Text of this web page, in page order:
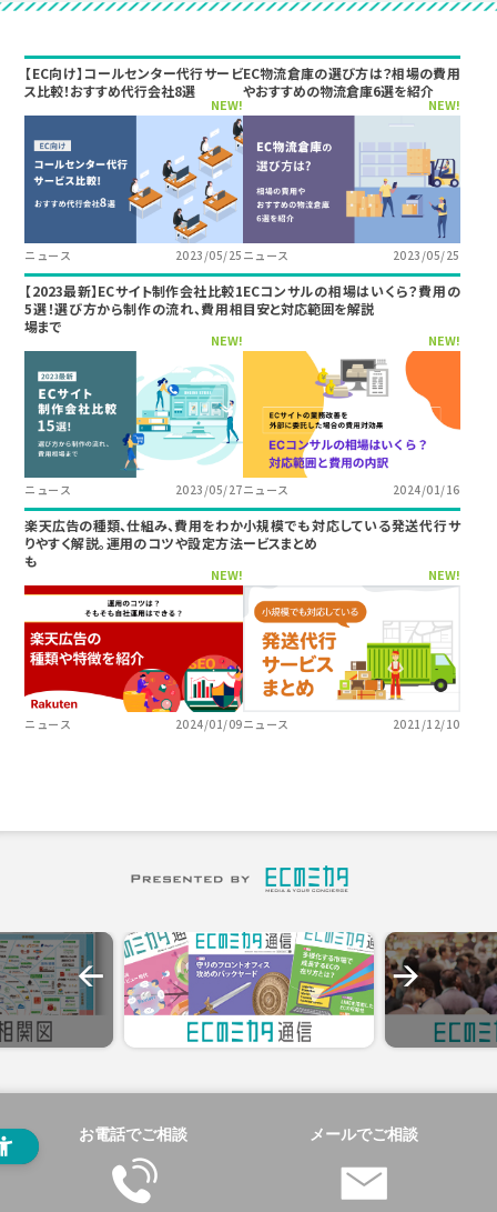
【EC向け】コールセンター代行サービ
ス比較！おすすめ代行会社8選
NEW!
ニュース 2023/05/25
EC物流倉庫の選び方は？相場の費用
やおすすめの物流倉庫6選を紹介
NEW!
ニュース 2023/05/25
【2023最新】ECサイト制作会社比較1
5選！選び方から制作の流れ、費用相
場まで
NEW!
ニュース 2023/05/27
ECコンサルの相場はいくら？費用の
目安と対応範囲を解説
NEW!
ニュース 2024/01/16
楽天広告の種類、仕組み、費用をわか
りやすく解説。運用のコツや設定方法
も
NEW!
ニュース 2024/01/09
小規模でも対応している発送代行サ
ービスまとめ
NEW!
ニュース 2021/12/10
お電話でご相談 メールでご相談